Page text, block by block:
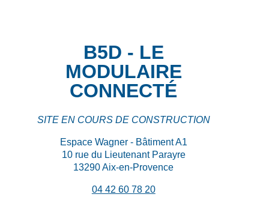
B5D - LE
MODULAIRE
CONNECTÉ
SITE EN COURS DE CONSTRUCTION
Espace Wagner - Bâtiment A1
10 rue du Lieutenant Parayre
13290 Aix-en-Provence
04 42 60 78 20